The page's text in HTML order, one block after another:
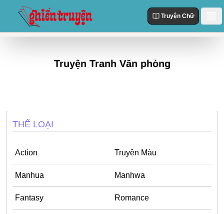
Truyện Chữ
Truyện Mới Cập Nhật
Truyện Hoàn Thành
Truyện Màu
Manhua
Manhwa
Romance
Comedy
Tùy Chỉnh
Đăng Nhập
Truyện Tranh Văn phòng
THỂ LOẠI
Action Truyện Màu
Manhua Manhwa
Fantasy Romance